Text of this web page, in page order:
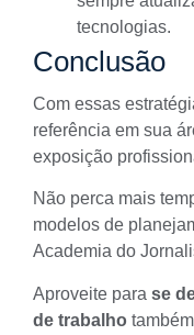
tecnologias.
Conclusão
Com essas
referência em sua
exposição
Não perca mais
modelos de
Academia do
Aproveite para se
de trabalho